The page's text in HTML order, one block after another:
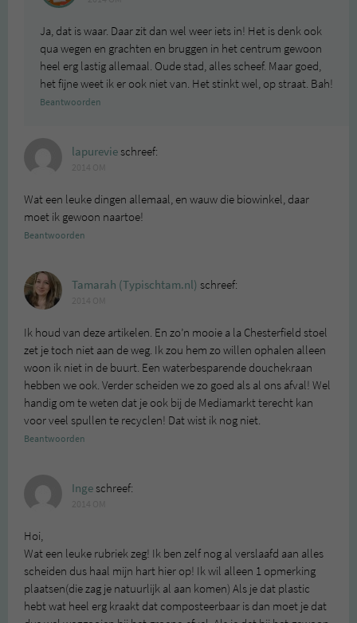
Ja, dat is waar. Daar zit dan wel weer iets in! Het is denk ook
qua wegen en grachten en bruggen in het centrum gewoon
heel erg lastig allemaal. Oude stad, alles scheef. Maar goed,
het fijne weet ik er ook niet van. Het stinkt wel, op straat. Bah!
Beantwoorden
lapurevieschreef:
Wat een leuke dingen allemaal, en wauw die biowinkel, daar
moet ik gewoon naartoe!
Beantwoorden
Tamarah (Typischtam.nl) schreef:
Ik houd van deze artikelen. En zo’n mooie a la Chesterfield stoel
zet je toch niet aan de weg. Ik zou hem zo willen ophalen alleen
woon ik niet in de buurt. Een waterbesparende douchekraan
hebben we ook. Verder scheiden we zo goed als al ons afval! Wel
handig om te weten dat je ook bij de Mediamarkt terecht kan
voor veel spullen te recyclen! Dat wist ik nog niet.
Beantwoorden
Ingeschreef:
Hoi,
Wat een leuke rubriek zeg! Ik ben zelf nog al verslaafd aan alles
scheiden dus haal mijn hart hier op! Ik wil alleen 1 opmerking
plaatsen(die zag je natuurlijk al aan komen) Als je dat plastic
hebt wat heel erg kraakt dat composteerbaar is dan moet je dat